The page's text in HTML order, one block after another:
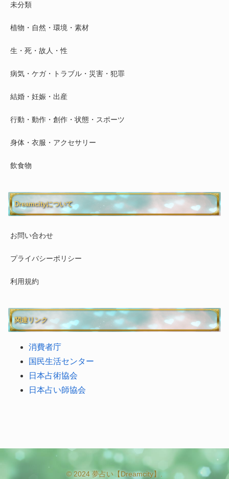
未分類
植物・自然・環境・素材
生・死・故人・性
病気・ケガ・トラブル・災害・犯罪
結婚・妊娠・出産
行動・動作・創作・状態・スポーツ
身体・衣服・アクセサリー
飲食物
Dreamcityについて
お問い合わせ
プライバシーポリシー
利用規約
関連リンク
消費者庁
国民生活センター
日本占術協会
日本占い師協会
© 2024 夢占い【Dreamcity】.